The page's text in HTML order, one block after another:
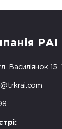
РАІ
Василіянок 15,